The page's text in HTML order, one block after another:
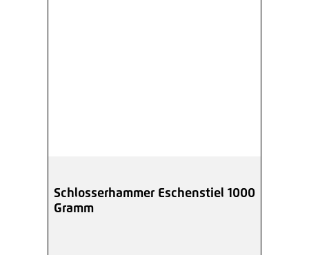
Schlosserhammer Eschenstiel 1000
Gramm